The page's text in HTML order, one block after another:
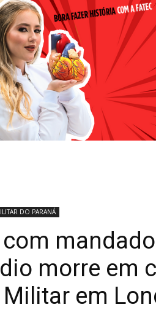
DO PARANÁ
morre em
em